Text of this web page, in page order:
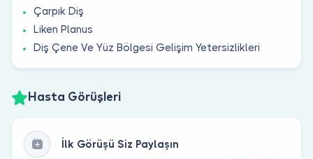
Çarpık Diş
Liken Planus
Diş Çene Ve Yüz Bölgesi Gelişim Yetersizlikleri
Hasta Görüşleri
İlk Görüşü Siz Paylaşın